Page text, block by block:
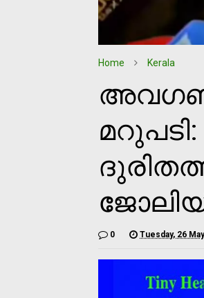
Home Kerala
0 Tuesday, 26